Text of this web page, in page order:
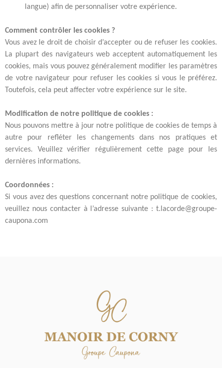
langue) afin de personnaliser votre expérience.
Comment contrôler les cookies ?
Vous avez le droit de choisir d’accepter ou de refuser les cookies.
La plupart des navigateurs web acceptent automatiquement les
cookies, mais vous pouvez généralement modifier les paramètres
de votre navigateur pour refuser les cookies si vous le préférez.
Toutefois, cela peut affecter votre expérience sur le site.
Modification de notre politique de cookies :
Nous pouvons mettre à jour notre politique de cookies de temps à
autre pour refléter les changements dans nos pratiques et
services. Veuillez vérifier régulièrement cette page pour les
dernières informations.
Coordonnées :
Si vous avez des questions concernant notre politique de cookies,
veuillez nous contacter à l’adresse suivante : t.lacorde@groupe-
caupona.com